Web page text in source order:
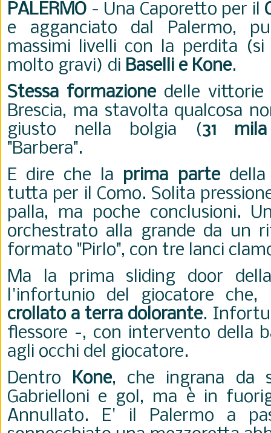
PALERMO - Una Caporetto per il
e agganciato dal Palermo,
massimi livelli con la perdita
molto gravi) di Baselli e Kone.
Stessa formazionedelle vittorie
Brescia, ma stavolta qualcosa
giusto nella bolgia (31
"Barbera".
E dire che la prima parte
tutta per il Como. Solita
palla, ma poche conclusioni.
orchestrato alla grande da un
formato "Pirlo", con tre lanci
Ma la prima sliding door
l'infortunio del giocatore
crollato a terra dolorante.
flessore -, con intervento della
agli occhi del giocatore.
Dentro Kone, che ingrana da
Gabrielloni e gol, ma è in
Annullato. E' il Palermo a